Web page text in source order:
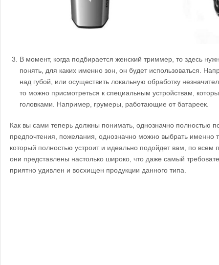
В момент, когда подбирается женский триммер, то здесь
понять, для каких именно зон, он будет использоваться.
над губой, или осуществить локальную обработку
то можно присмотреться к специальным устройствам,
головками. Например, грумеры, работающие от батареек.
Как вы сами теперь должны понимать, однозначно полностью
предпочтения, пожелания, однозначно можно выбрать именно
который полностью устроит и идеально подойдет вам, по всем
они представлены настолько широко, что даже самый
приятно удивлен и восхищен продукции данного типа.